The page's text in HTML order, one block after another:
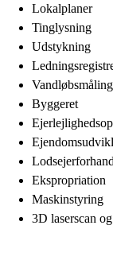
Lokalplaner
Tinglysning
Udstykning
Byggeret
Ekspropriation
Maskinstyring
3D laserscan